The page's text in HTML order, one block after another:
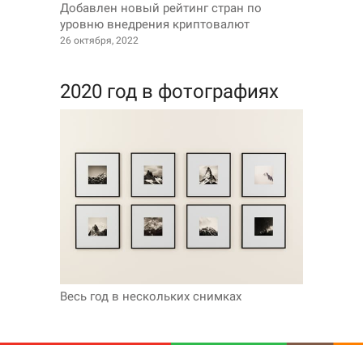
Добавлен новый рейтинг стран по
уровню внедрения криптовалют
26 октября, 2022
2020 год в фотографиях
Весь год в нескольких снимках